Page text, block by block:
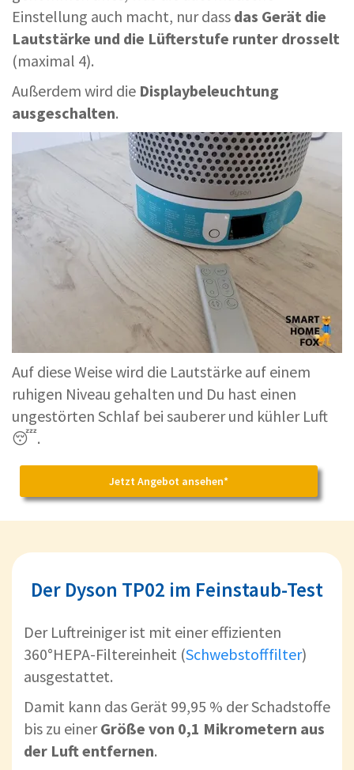
Einstellung auch macht, nur dass das Gerät die
Lautstärke und die Lüfterstufe runter drosselt
(maximal 4).
Außerdem wird die Displaybeleuchtung
ausgeschalten.
Auf diese Weise wird die Lautstärke auf einem
ruhigen Niveau gehalten und Du hast einen
ungestörten Schlaf bei sauberer und kühler Luft
😴.
Jetzt Angebot ansehen*
Der Dyson TP02 im Feinstaub-Test
Der Luftreiniger ist mit einer effizienten
360°HEPA-Filtereinheit (Schwebstofffilter)
ausgestattet.
Damit kann das Gerät 99,95 % der Schadstoffe
bis zu einerGröße von 0,1 Mikrometern aus
der Luft entfernen.